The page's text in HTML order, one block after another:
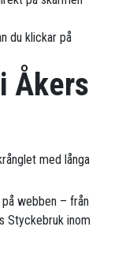
du klickar på
Åkers
med långa
webben – från
Styckebruk inom